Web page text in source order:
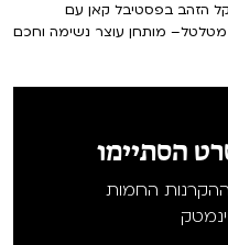
הזהב בפסטיבל קאן עם
מטלטל– מותחן עוצר נשימה וחכם
הסתיימו
החמות